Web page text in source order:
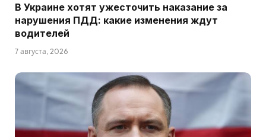
В Украине хотят ужесточить наказание за
нарушения ПДД: какие изменения ждут
водителей
7 августа, 2026